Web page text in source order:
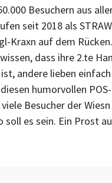
Besuchern aus
seit 2018 als
Kraxn auf dem
dass ihre 2.te
ist, andere lieben
humorvollen
Besucher der
soll es sein. Ein Prost